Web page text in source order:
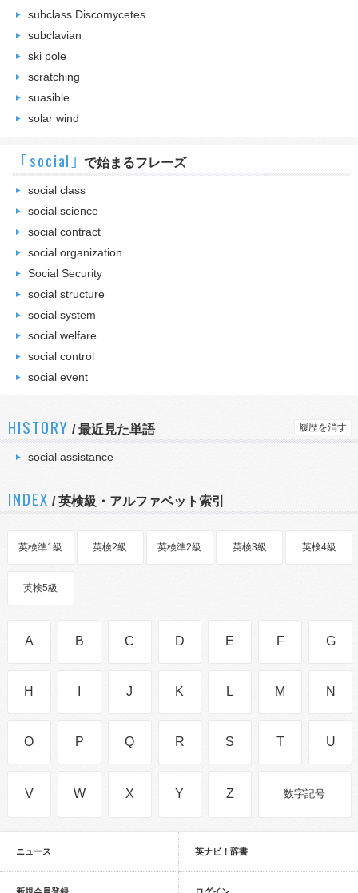
subclass Discomycetes
subclavian
ski pole
scratching
suasible
solar wind
｢social｣ で始まるフレーズ
social class
social science
social contract
social organization
Social Security
social structure
social system
social welfare
social control
social event
HISTORY /最近見た単語 履歴を消す
social assistance
INDEX / 英検級・アルファベット索引
英検準1級 英検2級 英検準2級 英検3級 英検4級
英検5級
A B C D E F G
H J K L M N
O P Q R S T U
V W X Y Z 数字記号
ニュース 英ナビ！辞書